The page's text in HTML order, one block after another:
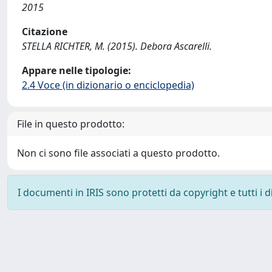
2015
Citazione
STELLA RICHTER, M. (2015). Debora Ascarelli.
Appare nelle tipologie:
2.4 Voce (in dizionario o enciclopedia)
File in questo prodotto:
Non ci sono file associati a questo prodotto.
I documenti in IRIS sono protetti da copyright e tutti i